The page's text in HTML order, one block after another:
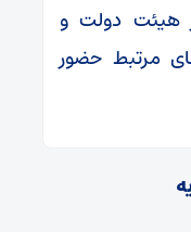
هیئت دولت و
مرتبط حضور